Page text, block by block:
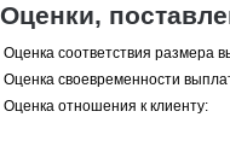
Оценки,
Оценка соответствия размера
Оценка своевременности
Оценка отношения к клиенту: